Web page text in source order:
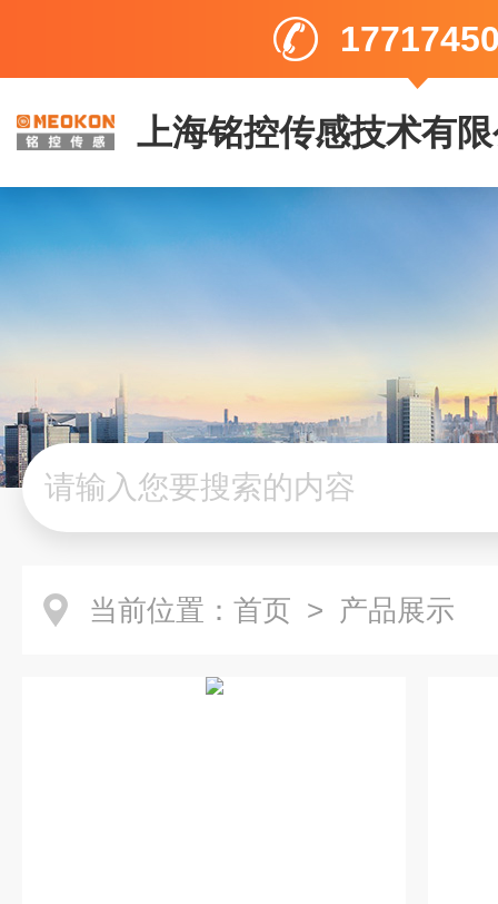
上海铭控传感技术有
当前位置： 首页 > 产品展示